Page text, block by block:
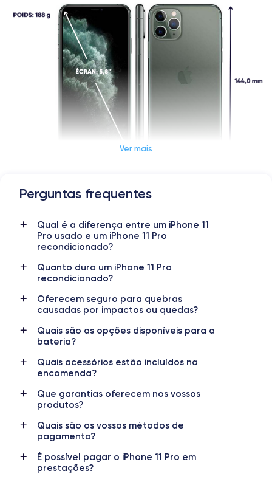
Dimensions et poids iPhone 11 Pro
Date de sortie
10/09/2019
Système exploitation
iOS (iOS 26)
Dimensions
144×71,4×8.1 mm
Poids
Écran
OLED 5.8 pouces
Résolution écran
2436 x 1125 pixels
Nom de la puce
Puce A13 Bionic
GPU 4 cœurs 2.65 GHz
Caméra
12 Mpx
Caméra Frontale
Ver mais
Perguntas frequentes
Qual é a diferença entre um iPhone 11
Pro usado e um iPhone 11 Pro
recondicionado?
Quanto dura um iPhone 11 Pro
recondicionado?
Oferecem seguro para quebras
causadas por impactos ou quedas?
Quais são as opções disponíveis para a
bateria?
Quais acessórios estão incluídos na
encomenda?
Que garantias oferecem nos vossos
produtos?
Quais são os vossos métodos de
pagamento?
É possível pagar o iPhone 11 Pro em
prestações?